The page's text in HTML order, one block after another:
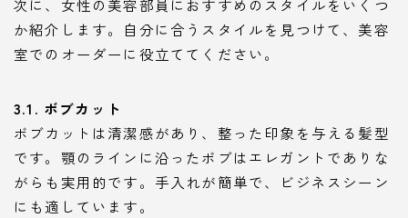
次に、女性の美容部員におすすめのスタイルをいくつ
か紹介します。自分に合うスタイルを見つけて、美容
室でのオーダーに役立ててください。
3.1. ボブカット
ボブカットは清潔感があり、整った印象を与える髪型
です。顎のラインに沿ったボブはエレガントでありな
がらも実用的です。手入れが簡単で、ビジネスシーン
にも適しています。